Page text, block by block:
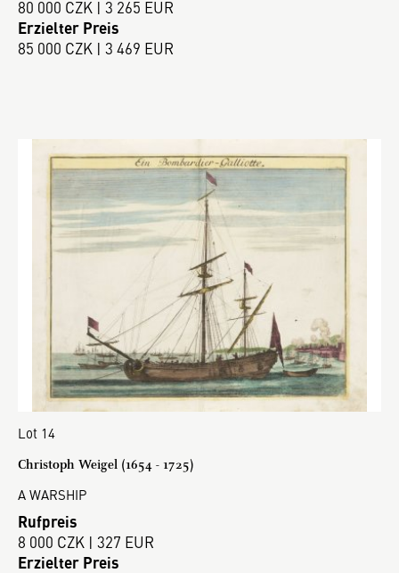
80 000 CZK | 3 265 EUR
Erzielter Preis
85 000 CZK | 3 469 EUR
Lot 14
Christoph Weigel (1654 - 1725)
A WARSHIP
Rufpreis
8 000 CZK | 327 EUR
Erzielter Preis